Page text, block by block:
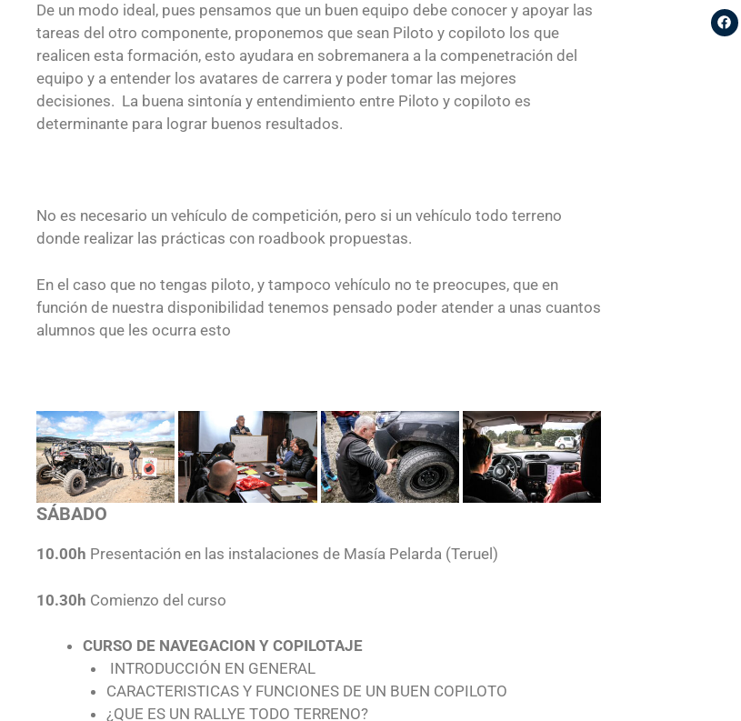
De un modo ideal, pues pensamos que un buen equipo debe conocer y apoyar las
tareas del otro componente, proponemos que sean Piloto y copiloto los que
realicen esta formación, esto ayudara en sobremanera a la compenetración del
equipo y a entender los avatares de carrera y poder tomar las mejores
decisiones. La buena sintonía y entendimiento entre Piloto y copiloto es
determinante para lograr buenos resultados.
No es necesario un vehículo de competición, pero si un vehículo todo terreno
donde realizar las prácticas con roadbook propuestas.
En el caso que no tengas piloto, y tampoco vehículo no te preocupes, que en
función de nuestra disponibilidad tenemos pensado poder atender a unas cuantos
alumnos que les ocurra esto
SÁBADO
10.00h Presentación en las instalaciones de Masía Pelarda (Teruel)
10.30h Comienzo del curso
CURSO DE NAVEGACION Y COPILOTAJE
INTRODUCCIÓN EN GENERAL
CARACTERISTICAS Y FUNCIONES DE UN BUEN COPILOTO
¿QUE ES UN RALLYE TODO TERRENO?